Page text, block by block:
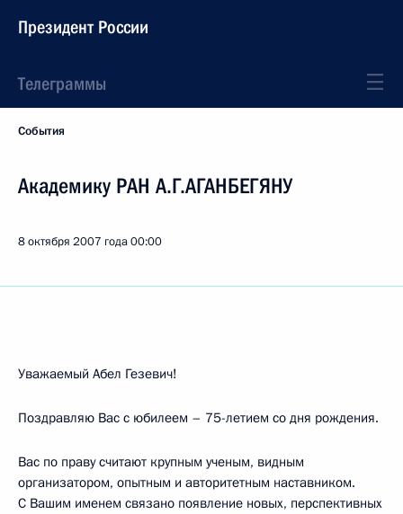
Президент России
Телеграммы
События
Академику РАН А.Г.АГАНБЕГЯНУ
8 октября 2007 года00:00
Уважаемый Абел Гезевич!
Поздравляю Вас с юбилеем – 75-летием со дня рождения.
Вас по праву считают крупным ученым, видным
организатором, опытным и авторитетным наставником.
С Вашим именем связано появление новых, перспективных